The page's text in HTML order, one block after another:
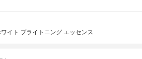
イト ブライトニング エッセンス